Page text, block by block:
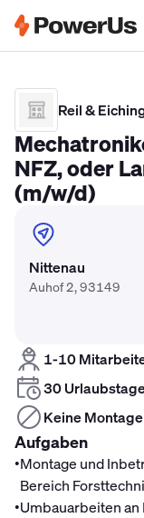
Reil &
NFZ, oder
(m/w/d)
Nittenau
Auhof 2, 93149
1-10
30
Keine
Aufgaben
•Montage und
Bereich
•Umbauarbeiten